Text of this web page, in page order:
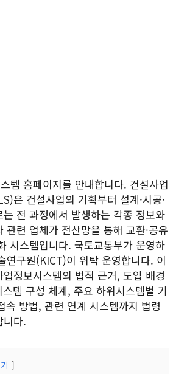
템 홈페이지를 안내합니다. 건설사업
은 건설사업의 기획부터 설계·시공·
전 과정에서 발생하는 각종 정보와
관련 업체가 전산망을 통해 교환·공유
시스템입니다. 국토교통부가 운영하
연구원(KICT)이 위탁 운영합니다. 이
정보시스템의 법적 근거, 도입 배경
템 구성 체계, 주요 하위시스템별 기
속 방법, 관련 연계 시스템까지 법령
니다.